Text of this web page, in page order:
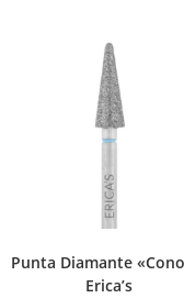
Punta Diamante
Erica’s